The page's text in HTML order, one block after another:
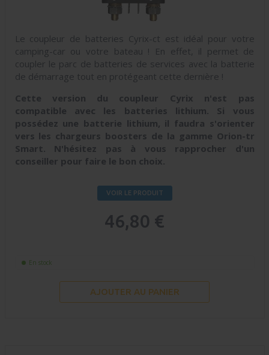
Le coupleur de batteries Cyrix-ct est idéal pour votre
camping-car ou votre bateau ! En effet, il permet de
coupler le parc de batteries de services avec la batterie
de démarrage tout en protégeant cette dernière !
Cette version du coupleur Cyrix n'est pas
compatible avec les batteries lithium. Si vous
possédez une batterie lithium, il faudra s'orienter
vers les chargeurs boosters de la gamme Orion-tr
Smart. N'hésitez pas à vous rapprocher d'un
conseiller pour faire le bon choix.
VOIR LE PRODUIT
46,80 €
En stock
AJOUTER AU PANIER